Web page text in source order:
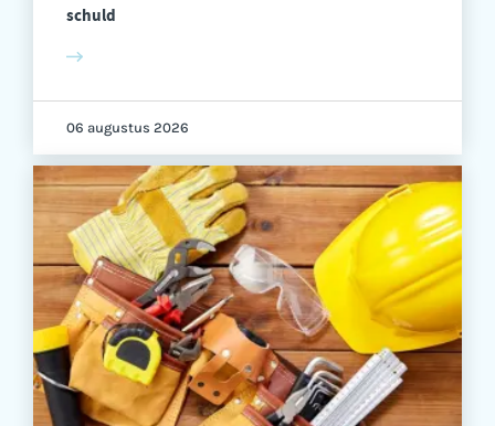
schuld
06 augustus 2026